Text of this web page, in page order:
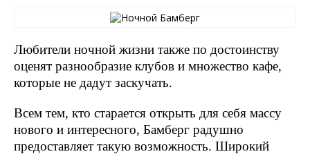
Любители ночной жизни также по достоинству
оценят разнообразие клубов и множество кафе,
которые не дадут заскучать.
Всем тем, кто старается открыть для себя массу
нового и интересного, Бамберг радушно
предоставляет такую возможность. Широкий